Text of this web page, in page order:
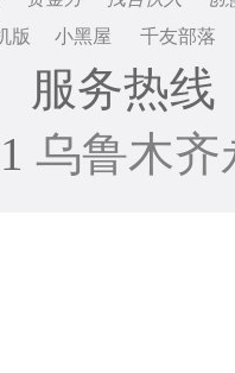
版 小黑屋 千友部落
服务热线
乌鲁木齐